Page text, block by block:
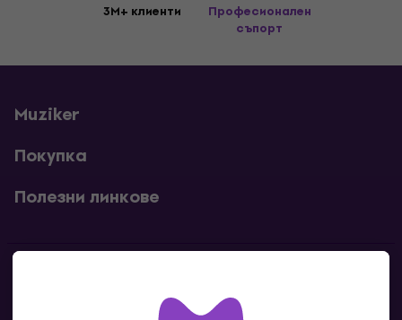
3M+ клиенти
Професионален
съпорт
Muziker
Покупка
Полезни линкове